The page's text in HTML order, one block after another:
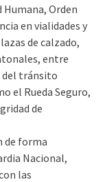
Humana, Orden
en vialidades y
de calzado,
entre
del tránsito
el Rueda Seguro,
de
de forma
Nacional,
las